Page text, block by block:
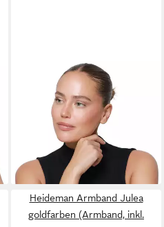
HEIDEMAN
Armband Medea goldfarben
(Armband, inkl.
Geschenkverpackung), mit
Verlängerungskettchen
36,90 €
lieferbar - in 2-3 Werktagen bei dir
Heideman Armband Julea
goldfarben (Armband, inkl.